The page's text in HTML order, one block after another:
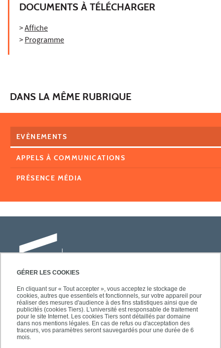
GÉRER LES COOKIES
En cliquant sur « Tout accepter », vous acceptez le stockage de
cookies, autres que essentiels et fonctionnels, sur votre appareil pour
réaliser des mesures d'audience à des fins statistiques ainsi que de
publicités (cookies Tiers). L'université est responsable de traitement
pour le site Internet. Les cookies Tiers sont détaillés par domaine
dans nos mentions légales. En cas de refus ou d'acceptation des
traceurs, vos paramètres seront sauvegardés pour une durée de 6
mois.
DOCUMENTS À TÉLÉCHARGER
>Affiche
>Programme
DANS LA MÊME RUBRIQUE
EVÈNEMENTS
APPELS À COMMUNICATIONS
PRÉSENCE MÉDIA
Université Paris-Est Créteil
Faculté des lettres, langues et sciences
humaines
61, avenue du Général de Gaulle
94010 Créteil